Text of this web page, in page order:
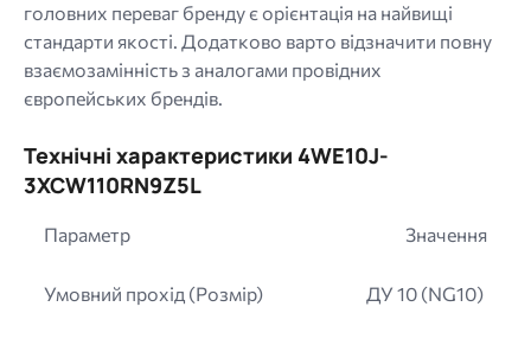
головних переваг бренду є орієнтація на найвищі
стандарти якості. Додатково варто відзначити повну
взаємозамінність з аналогами провідних
європейських брендів.
Технічні характеристики 4WE10J-
3XCW110RN9Z5L
Параметр Значення
Умовний прохід (Розмір) ДУ 10 (NG10)